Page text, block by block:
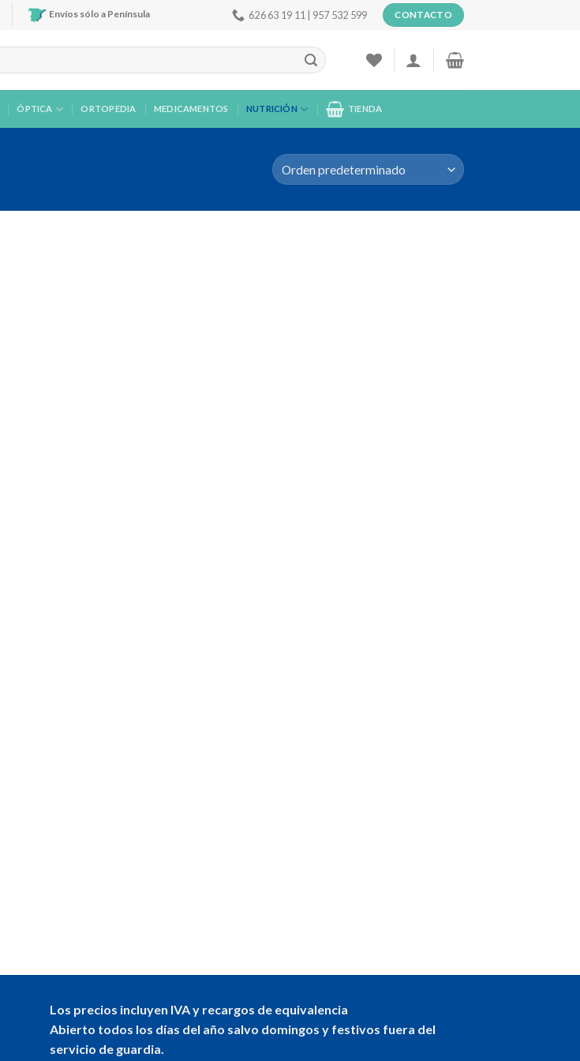
Envíos sólo a Península 626 63 19 11 | 957 532 599 CONTACTO
ÓPTICA ORTOPEDIA MEDICAMENTOS NUTRICIÓN TIENDA
Los precios incluyen IVA y recargos de equivalencia
Abierto todos los días del año salvo domingos y festivos fuera del
servicio de guardia.